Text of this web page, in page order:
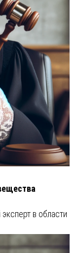
в области